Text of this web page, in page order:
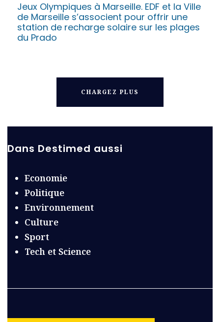
Jeux Olympiques à Marseille. EDF et la Ville
de Marseille s’associent pour offrir une
station de recharge solaire sur les plages
du Prado
CHARGEZ PLUS
Dans Destimed aussi
Economie
Politique
Environnement
Culture
Sport
Tech et Science